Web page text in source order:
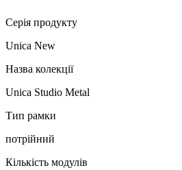
Серія продукту
Unica New
Назва колекції
Unica Studio Metal
Тип рамки
потрійний
Кількість модулів